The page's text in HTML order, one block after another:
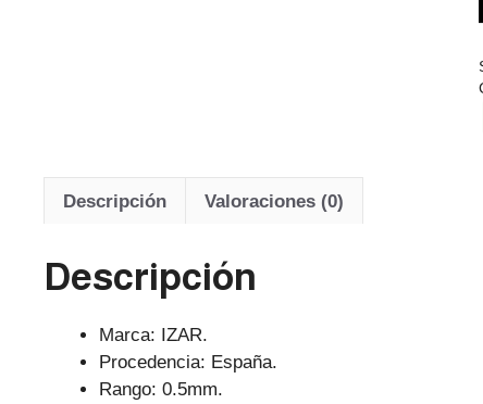
Descripción Valoraciones (0)
Descripción
Marca: IZAR.
Procedencia: España.
Rango: 0.5mm.